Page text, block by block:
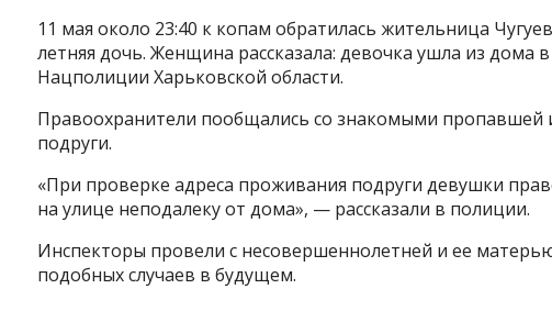
11 мая около 23:40 к копам обратилась жительница
летняя дочь. Женщина рассказала: девочка ушла из дома
Нацполиции Харьковской области.
Правоохранители пообщались со знакомыми пропавшей
подруги.
«При проверке адреса проживания подруги девушки
на улице неподалеку от дома», — рассказали в полиции.
Инспекторы провели с несовершеннолетней и ее
подобных случаев в будущем.